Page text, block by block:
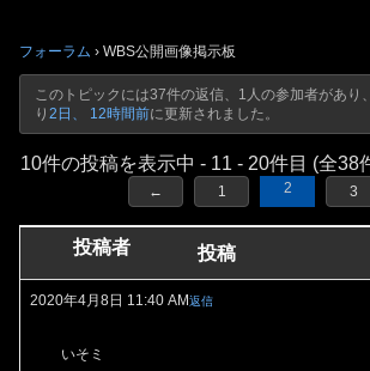
フォーラム › WBS公開画像掲示板
このトピックには37件の返信、1人の参加者があり
り 2日、 12時間前に更新されました。
10件の投稿を表示中 - 11 - 20件目 (全38
← 1 2 3
投稿者 投稿
2020年4月8日 11:40 AM返信
いそミ